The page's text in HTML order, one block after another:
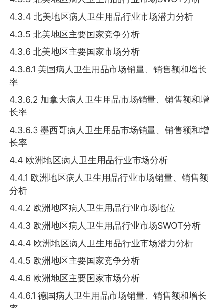
4.3.4 北美地区病人卫生用品行业市场潜力分析
4.3.5 北美地区主要国家竞争分析
4.3.6 北美地区主要国家市场分析
4.3.6.1 美国病人卫生用品市场销量、销售额和增长
率
4.3.6.2 加拿大病人卫生用品市场销量、销售额和增
长率
4.3.6.3 墨西哥病人卫生用品市场销量、销售额和增
长率
4.4 欧洲地区病人卫生用品行业市场分析
4.4.1 欧洲地区病人卫生用品行业市场销量、销售额
分析
4.4.2 欧洲地区病人卫生用品行业市场地位
4.4.3 欧洲地区病人卫生用品行业市场SWOT分析
4.4.4 欧洲地区病人卫生用品行业市场潜力分析
4.4.5 欧洲地区主要国家竞争分析
4.4.6 欧洲地区主要国家市场分析
4.4.6.1 德国病人卫生用品市场销量、销售额和增长